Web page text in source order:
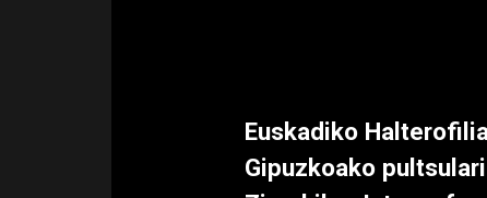
Euskadiko
Gipuzkoako